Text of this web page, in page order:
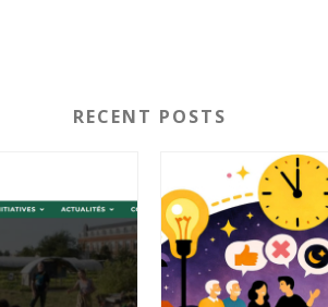
RECENT POSTS